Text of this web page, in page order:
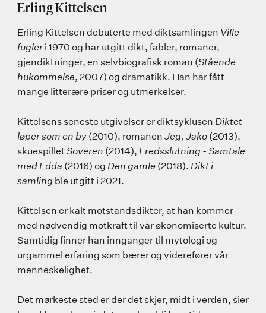
Erling Kittelsen
Erling Kittelsen debuterte med diktsamlingen Ville
fugleri 1970 og har utgitt dikt, fabler, romaner,
gjendiktninger, en selvbiografisk roman (Stående
hukommelse, 2007) og dramatikk. Han har fått
mange litterære priser og utmerkelser.
Kittelsens seneste utgivelser er diktsyklusen Diktet
løper som en by (2010), romanen Jeg, Jako (2013),
skuespillet Soveren (2014), Fredsslutning - Samtale
med Edda (2016) og Den gamle (2018). Dikt i
samling ble utgitt i 2021.
Kittelsen er kalt motstandsdikter, at han kommer
med nødvendig motkraft til vår økonomiserte kultur.
Samtidig finner han innganger til mytologi og
urgammel erfaring som bærer og viderefører vår
menneskelighet.
Det mørkeste sted er der det skjer, midt i verden, sier